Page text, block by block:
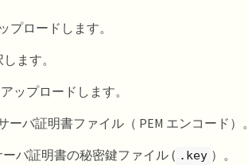
プロードします。
ます。
ップロードします。
バ証明書ファイル（ PEM エンコード）。
バ証明書の秘密鍵ファイル ( .key ）。